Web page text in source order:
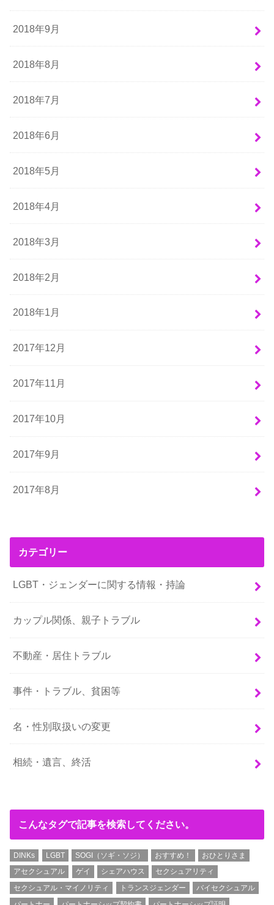
2018年9月
2018年8月
2018年7月
2018年6月
2018年5月
2018年4月
2018年3月
2018年2月
2018年1月
2017年12月
2017年11月
2017年10月
2017年9月
2017年8月
カテゴリー
LGBT・ジェンダーに関する情報・持論
カップル関係、親子トラブル
不動産・居住トラブル
事件・トラブル、貧困等
名・性別取扱いの変更
相続・遺言、終活
こんなタグで記事を検索してください。
DINKs LGBT SOGI（ソギ・ソジ） おすすめ！
おひとりさま
アセクシュアル
ゲイ シェアハウス
セクシュアリティ
セクシュアル・マイノリティ
トランスジェンダー
バイセクシュアル